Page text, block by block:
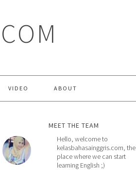
VIDEO ABOUT
MEET THE TEAM
Hello, welcome to
kelasbahasainggris.com, the
place where we can start
learning English ;)